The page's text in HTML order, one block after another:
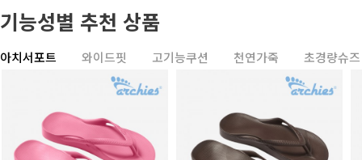
기능성별 추천 상품
아치서포트 와이드핏 고기능쿠션 천연가죽 초경량슈즈